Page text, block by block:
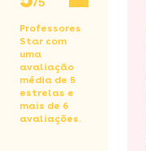
Professores
Star com
uma
avaliação
média de 5
estrelas e
mais de 6
avaliações.